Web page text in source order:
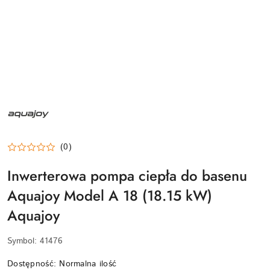
AQUAJOY
(0)
Inwerterowa pompa ciepła do basenu
Aquajoy Model A 18 (18.15 kW)
Aquajoy
Symbol: 41476
Dostępność: Normalna ilość